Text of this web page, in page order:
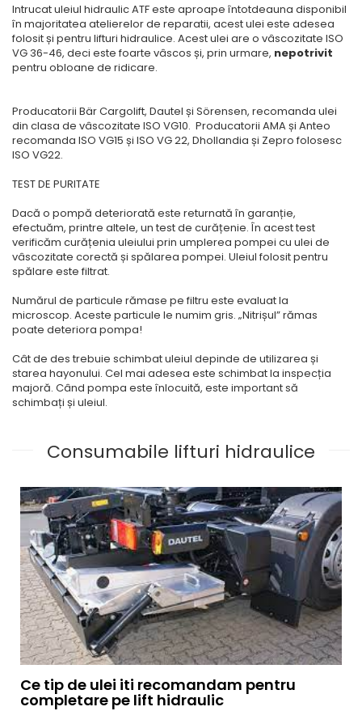
Intrucat uleiul hidraulic ATF este aproape întotdeauna disponibil
în majoritatea atelierelor de reparatii, acest ulei este adesea
folosit și pentru lifturi hidraulice. Acest ulei are o vâscozitate ISO
VG 36-46, deci este foarte vâscos și, prin urmare, nepotrivit
pentru obloane de ridicare.
Producatorii Bär Cargolift, Dautel și Sörensen, recomanda ulei
din clasa de vâscozitate ISO VG10. Producatorii AMA și Anteo
recomanda ISO VG15 și ISO VG 22, Dhollandia și Zepro folosesc
ISO VG22.
TEST DE PURITATE
Dacă o pompă deteriorată este returnată în garanție,
efectuăm, printre altele, un test de curățenie. În acest test
verificăm curățenia uleiului prin umplerea pompei cu ulei de
vâscozitate corectă și spălarea pompei. Uleiul folosit pentru
spălare este filtrat.
Numărul de particule rămase pe filtru este evaluat la
microscop. Aceste particule le numim gris. „Nitrișul” rămas
poate deteriora pompa!
Cât de des trebuie schimbat uleiul depinde de utilizarea și
starea hayonului. Cel mai adesea este schimbat la inspecția
majoră. Când pompa este înlocuită, este important să
schimbați și uleiul.
Consumabile lifturi hidraulice
Ce tip de ulei iti recomandam pentru
completare pe lift hidraulic